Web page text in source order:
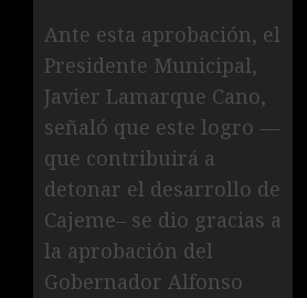
Ante esta aprobación, el
Presidente Municipal,
Javier Lamarque Cano,
señaló que este logro —
que contribuirá a
detonar el desarrollo de
Cajeme– se dio gracias a
la aprobación del
Gobernador Alfonso